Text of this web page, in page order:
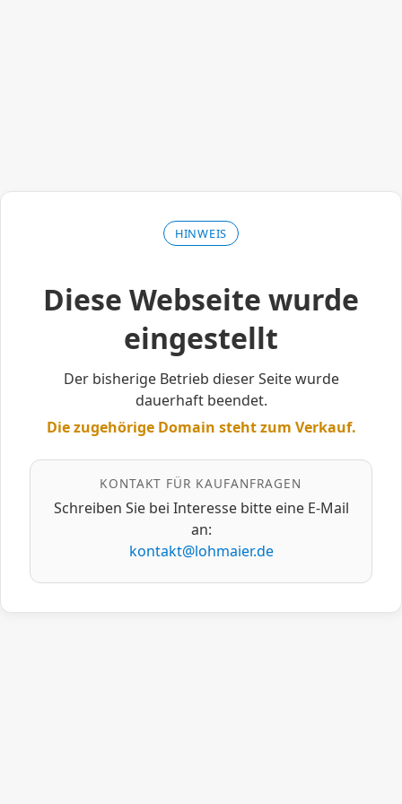
HINWEIS
Diese Webseite wurde
eingestellt
Der bisherige Betrieb dieser Seite wurde
dauerhaft beendet.
Die zugehörige Domain steht zum Verkauf.
KONTAKT FÜR KAUFANFRAGEN
Schreiben Sie bei Interesse bitte eine E‑Mail
an:
kontakt@lohmaier.de